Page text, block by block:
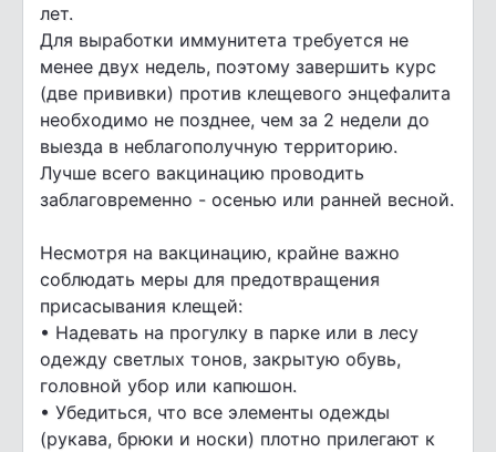
лет.
Для выработки иммунитета требуется не
менее двух недель, поэтому завершить курс
(две прививки) против клещевого энцефалита
необходимо не позднее, чем за 2 недели до
выезда в неблагополучную территорию.
Лучше всего вакцинацию проводить
заблаговременно - осенью или ранней весной.
Несмотря на вакцинацию, крайне важно
соблюдать меры для предотвращения
присасывания клещей:
• Надевать на прогулку в парке или в лесу
одежду светлых тонов, закрытую обувь,
головной убор или капюшон.
• Убедиться, что все элементы одежды
(рукава, брюки и носки) плотно прилегают к